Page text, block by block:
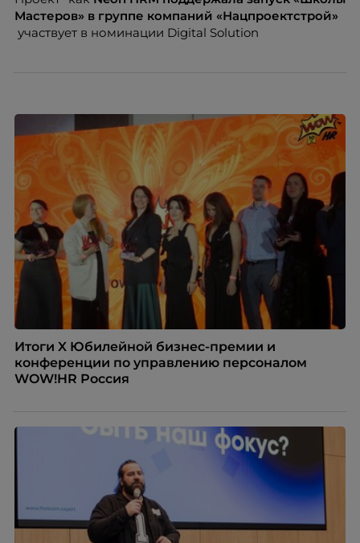
Мастеров» в группе компаний «Нацпроектстрой»
участвует в номинации Digital Solution
Итоги X Юбилейной бизнес-премии и
конференции по управлению персоналом
WOW!HR Россия